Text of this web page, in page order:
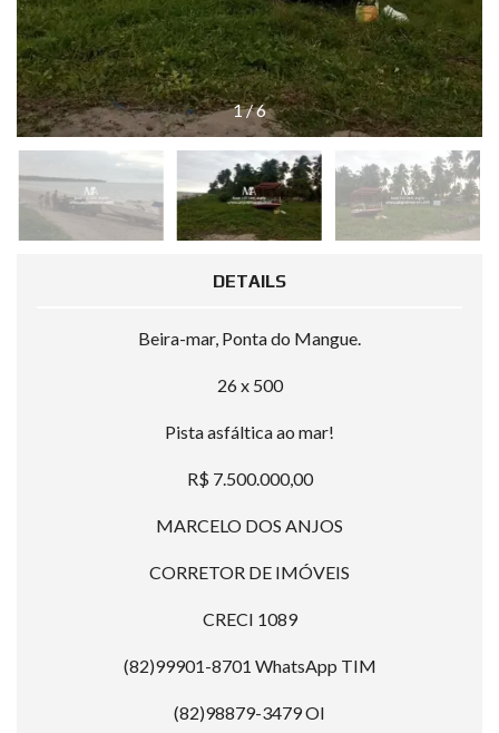
1/6
DETAILS
Beira-mar, Ponta do Mangue.
26 x 500
Pista asfáltica ao mar!
R$ 7.500.000,00
MARCELO DOS ANJOS
CORRETOR DE IMÓVEIS
CRECI 1089
(82)99901-8701 WhatsApp TIM
(82)98879-3479 OI